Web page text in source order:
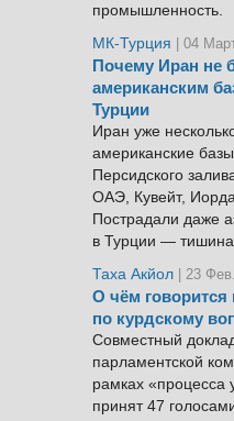
промышленность.
МК-Турция
| 04
Почему Иран не
американским
Турции
Иран уже
американские
Персидского
ОАЭ, Кувейт,
Пострадали даже
в Турции —
Таха Акйол | 23 Фев.
О чём говорится
по курдскому
Совместный
парламентской
рамках «процесса
принят 47